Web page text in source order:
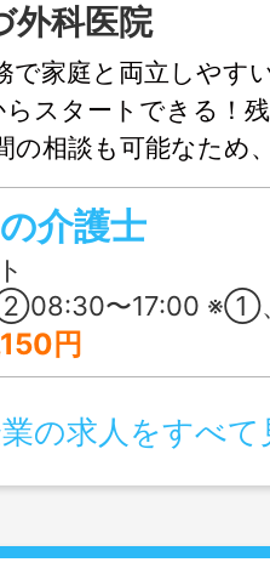
外科医院
で家庭と両立しやす
らスタートできる！
の相談も可能なため
。
介護士
の勤務を組み合わせて週3日 ※就業開
円
の求人をすべて